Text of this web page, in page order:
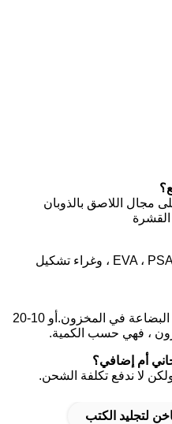
مجال اللاصق بالذوبان
اللاصق المذاب بالحرارة ، EVA ، PSA ، PUR ، وغراء تشكيل
ج: عادة ما تكون 3-5 أيام إذا كانت البضاعة في المخزون.أو 10-20
، فهي حسب الكمية.
أم إضافي؟
لا ندفع تكلفة الشحن.
لتجليد الكتب